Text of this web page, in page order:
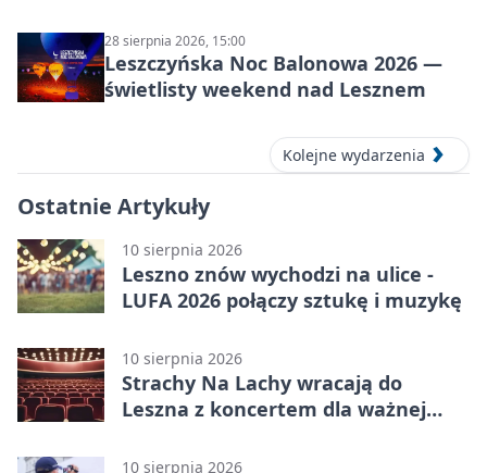
28 sierpnia 2026, 15:00
Leszczyńska Noc Balonowa 2026 —
świetlisty weekend nad Lesznem
Kolejne wydarzenia
Ostatnie Artykuły
10 sierpnia 2026
Leszno znów wychodzi na ulice -
LUFA 2026 połączy sztukę i muzykę
10 sierpnia 2026
Strachy Na Lachy wracają do
Leszna z koncertem dla ważnej
10 sierpnia 2026